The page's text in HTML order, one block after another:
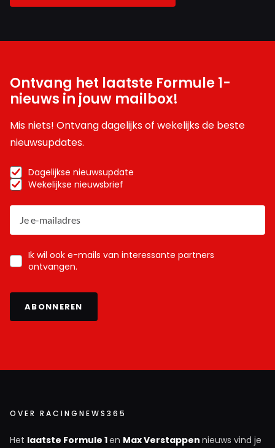
Ontvang het laatste Formule 1-
nieuws in jouw mailbox!
Mis niets! Ontvang dagelijks of wekelijks de beste
nieuwsupdates.
Dagelijkse nieuwsupdate
Wekelijkse nieuwsbrief
Ik wil ook e-mails van interessante partners
ontvangen.
ABONNEREN
OVER RACINGNEWS365
Het laatste Formule 1en Max Verstappen nieuws vind je